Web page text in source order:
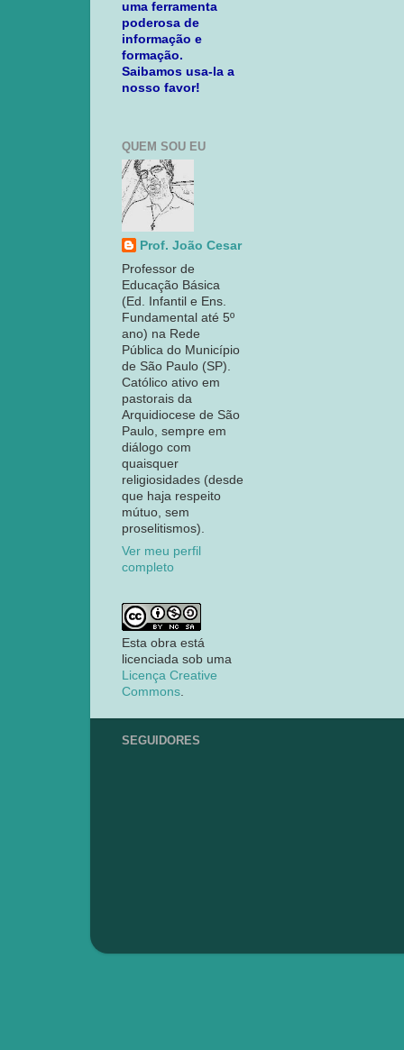
uma ferramenta
poderosa de
informação e
formação.
Saibamos usa-la a
nosso favor!
QUEM SOU EU
Prof. João Cesar
Professor de
Educação Básica
(Ed. Infantil e Ens.
Fundamental até 5º
ano) na Rede
Pública do Município
de São Paulo (SP).
Católico ativo em
pastorais da
Arquidiocese de São
Paulo, sempre em
diálogo com
quaisquer
religiosidades (desde
que haja respeito
mútuo, sem
proselitismos).
Ver meu perfil
completo
Esta obra está
licenciada sob uma
Licença Creative
Commons.
SEGUIDORES